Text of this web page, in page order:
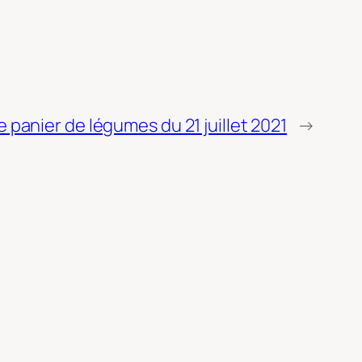
panier de légumes du 21 juillet 2021 →